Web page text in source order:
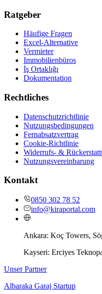
Ratgeber
Häufige Fragen
Excel-Alternative
Vermieter
Immobilienbüros
İş Ortaklığı
Dokumentation
Rechtliches
Datenschutzrichtlinie
Nutzungsbedingungen
Fernabsatzvertrag
Cookie-Richtlinie
Widerrufs- &
Nutzungsvereinbarung
Kontakt
0850 302 78 52
info@kiraportal.com
Ankara: Koç Towers,
Kayseri: Erciyes
Unser Partner
Albaraka Garaj Startup